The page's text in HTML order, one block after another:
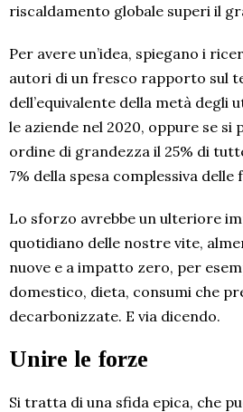
riscaldamento globale superi il
Per avere un’idea, spiegano i
autori di un fresco rapporto sul
dell’equivalente della metà degli
le aziende nel 2020, oppure se si
ordine di grandezza il 25% di
7% della spesa complessiva delle
Lo sforzo avrebbe un ulteriore
quotidiano delle nostre vite,
nuove e a impatto zero, per
domestico, dieta, consumi che
decarbonizzate. E via dicendo.
Unire le forze
Si tratta di una sfida epica, che